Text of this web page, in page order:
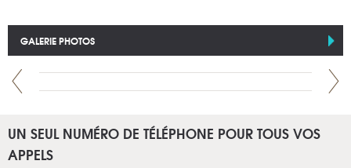
GALERIE PHOTOS
UN SEUL NUMÉRO DE TÉLÉPHONE POUR TOUS VOS
APPELS